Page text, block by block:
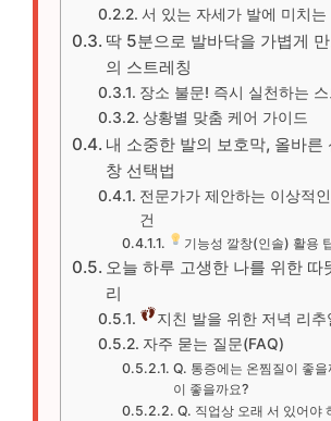
서 있는 자세가 발에 미치는
딱 5분으로 발바닥을 가볍게
의 스트레칭
장소 불문! 즉시 실천하는
상황별 맞춤 케어 가이드
내 소중한 발의 보호막, 올바른
창 선택법
전문가가 제안하는 이상적
건
기능성 깔창(인솔) 활용
오늘 하루 고생한 나를 위한 따
리
지친 발을 위한 저녁 리추
자주 묻는 질문(FAQ)
Q. 통증에는 온찜질이 좋
이 좋을까요?
Q. 직업상 오래 서 있어야